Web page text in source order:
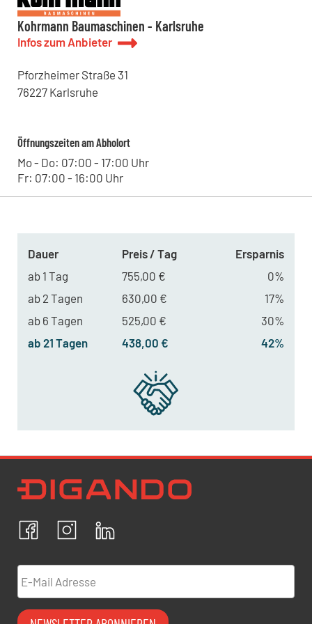
Kohrmann Baumaschinen - Halle
Lieskauer Straße 4, 06120 - Halle (Saale) , DE
Kohrmann Baumaschinen - Leipzig
Westringstraße 101, 04435 - Schkeuditz , DE
Kohrmann Baumaschinen - Karlsruhe
Infos zum Anbieter
Pforzheimer Straße 31
76227 Karlsruhe
Öffnungszeiten am Abholort
Mo - Do: 07:00 - 17:00 Uhr
Fr: 07:00 - 16:00 Uhr
Dauer Preis / Tag
Ersparnis
ab 1 Tag
755,00 €
0%
ab 2 Tagen
630,00 €
17%
ab 6 Tagen
525,00 €
30%
ab 21 Tagen
438,00 € 42%
FacebookInstagram
Ich bestätige, dass ich die
Datenschutzrichtlinien
personenbezogenen Daten einverstanden.
E-Mail Adresse